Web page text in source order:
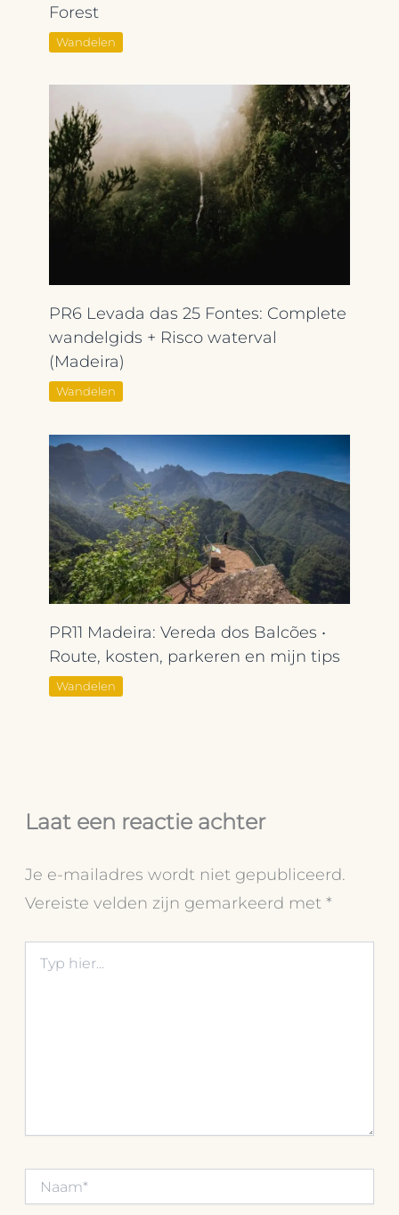
Forest
Wandelen
PR6 Levada das 25 Fontes: Complete
wandelgids + Risco waterval
(Madeira)
Wandelen
PR11 Madeira: Vereda dos Balcões •
Route, kosten, parkeren en mijn tips
Wandelen
Laat een reactie achter
Je e-mailadres wordt niet gepubliceerd.
Vereiste velden zijn gemarkeerd met*
hier...